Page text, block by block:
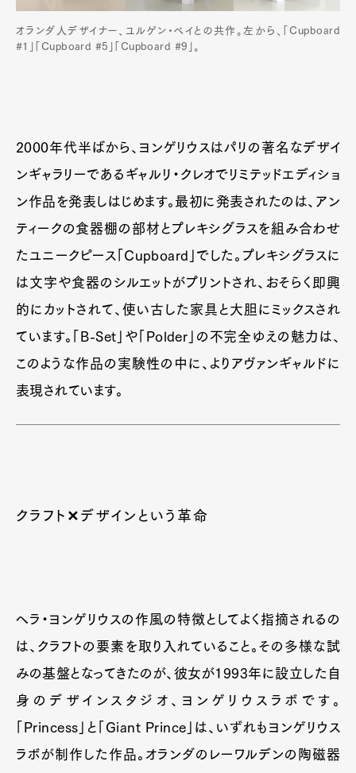
オランダ人デザイナー、ユルゲン・ベイとの共作。左から、「Cupboard
#1」「Cupboard #5」「Cupboard #9」。
2000年代半ばから、ヨンゲリウスはパリの著名なデザイ
ンギャラリーであるギャルリ・クレオでリミテッドエディショ
ン作品を発表しはじめます。最初に発表されたのは、アン
ティークの食器棚の部材とプレキシグラスを組み合わせ
たユニークピース「Cupboard」でした。プレキシグラスに
は文字や食器のシルエットがプリントされ、おそらく即興
的にカットされて、使い古した家具と大胆にミックスされ
ています。「B-Set」や「Polder」の不完全ゆえの魅力は、
このような作品の実験性の中に、よりアヴァンギャルドに
表現されています。
クラフト✕デザインという革命
ヘラ・ヨンゲリウスの作風の特徴としてよく指摘されるの
は、クラフトの要素を取り入れていること。その多様な試
みの基盤となってきたのが、彼女が1993年に設立した自
身のデザインスタジオ、ヨンゲリウスラボです。
「Princess」と「Giant Prince」は、いずれもヨンゲリウス
ラボが制作した作品。オランダのレーワルデンの陶磁器